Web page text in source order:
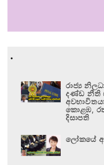
.
රාජ්‍ය
දණ්ඩ නීති
කොළඹ,
දිසාපති
ලෝකයේ